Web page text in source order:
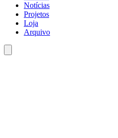
Notícias
Projetos
Loja
Arquivo